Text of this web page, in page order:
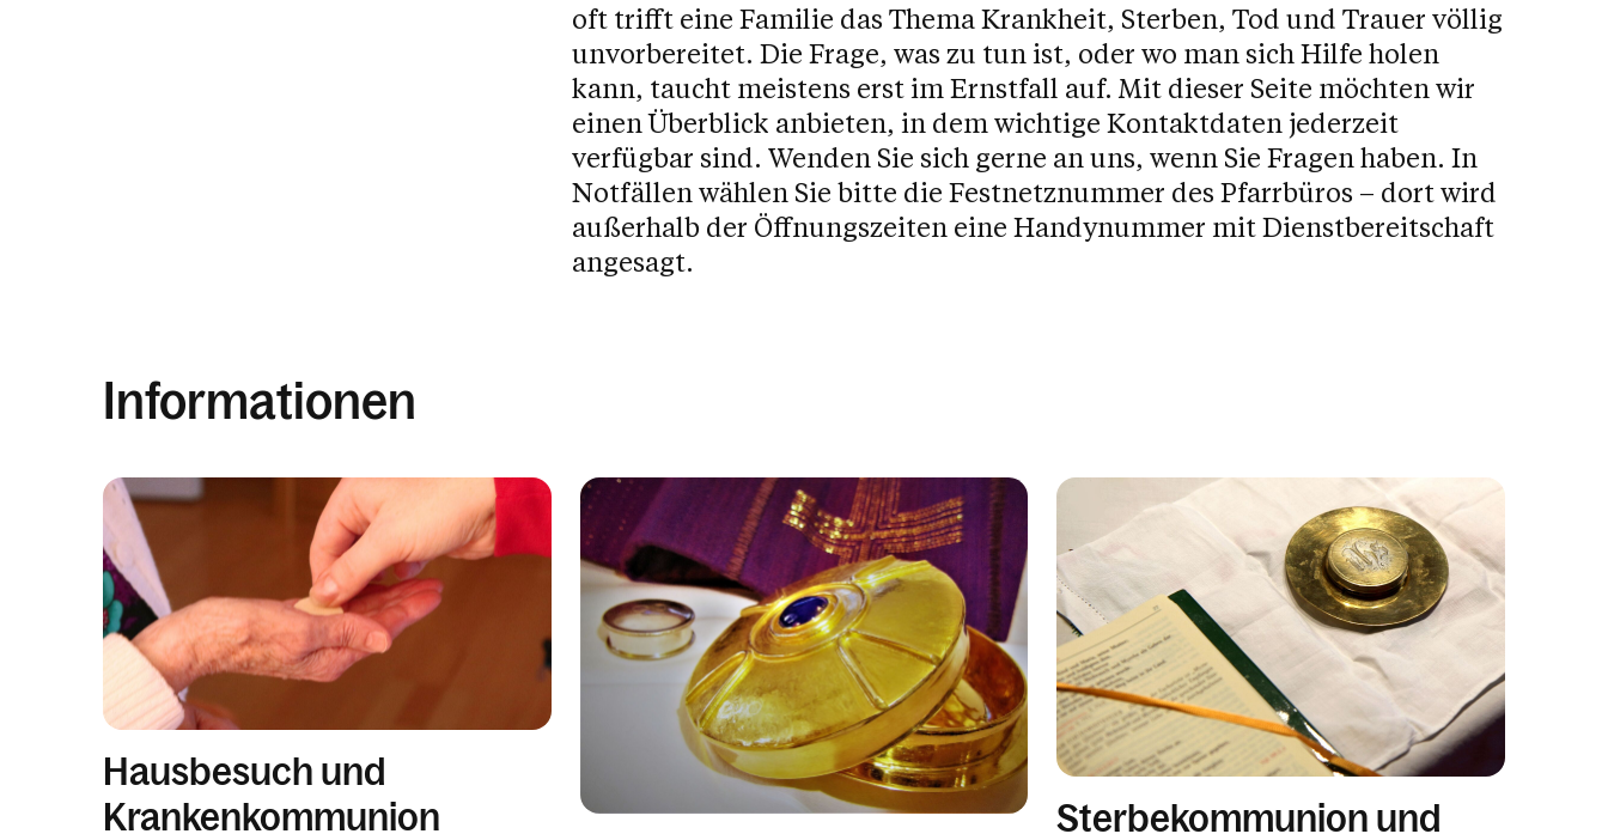
oft trifft eine Familie das Thema Krankheit, Sterben, Tod und Trauer völlig
unvorbereitet. Die Frage, was zu tun ist, oder wo man sich Hilfe holen
kann, taucht meistens erst im Ernstfall auf. Mit dieser Seite möchten wir
einen Überblick anbieten, in dem wichtige Kontaktdaten jederzeit
verfügbar sind. Wenden Sie sich gerne an uns, wenn Sie Fragen haben. In
Notfällen wählen Sie bitte die Festnetznummer des Pfarrbüros – dort wird
außerhalb der Öffnungszeiten eine Handynummer mit Dienstbereitschaft
angesagt.
Informationen
Hausbesuch und
Krankenkommunion
Sterbekommunion und